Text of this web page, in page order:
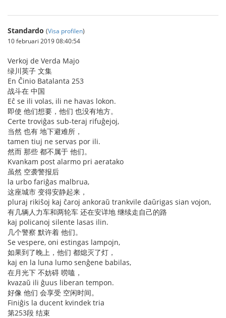
Standardo (Visa profilen)
10 februari 2019 08:40:54
Verkoj de Verda Majo
绿川英子 文集
En Ĉinio Batalanta 253
战斗在 中国
Eĉ se ili volas, ili ne havas lokon.
即使 他们想要，他们 也没有地方。
Certe troviĝas sub-teraj rifuĝejoj,
当然 也有 地下避难所，
tamen tiuj ne servas por ili.
然而 那些 都不属于 他们。
Kvankam post alarmo pri aeratako
虽然 空袭警报后
la urbo fariĝas malbrua,
这座城市 变得安静起来，
pluraj rikiŝoj kaj ĉaroj ankoraŭ trankvile daŭrigas sian vojon,
有几辆人力车和两轮车 还在安详地 继续走自己的路
kaj policanoj silente lasas ilin.
几个警察 默许着 他们。
Se vespere, oni estingas lampojn,
如果到了晚上，他们 都熄灭了灯，
kaj en la luna lumo senĝene babilas,
在月光下 不妨碍 唠嗑，
kvazaŭ ili ĝuus liberan tempon.
好像 他们 会享受 空闲时间。
Finiĝis la ducent kvindek tria
第253段 结束